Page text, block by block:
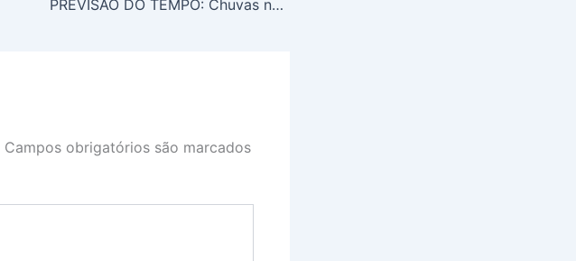
PREVISÃO DO TEMPO: Chuvas no MA, PI, CE e litoral do Nordeste
Campos obrigatórios são marcados